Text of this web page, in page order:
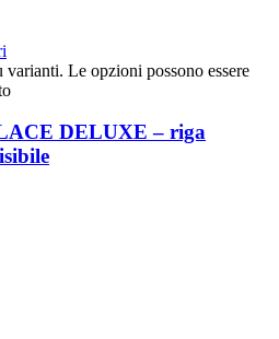
Le opzioni possono essere
DELUXE – riga